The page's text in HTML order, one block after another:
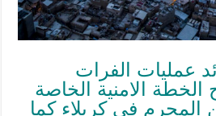
عمليات الفرات
الامنية الخاصة
المحرم في كربلاء كما